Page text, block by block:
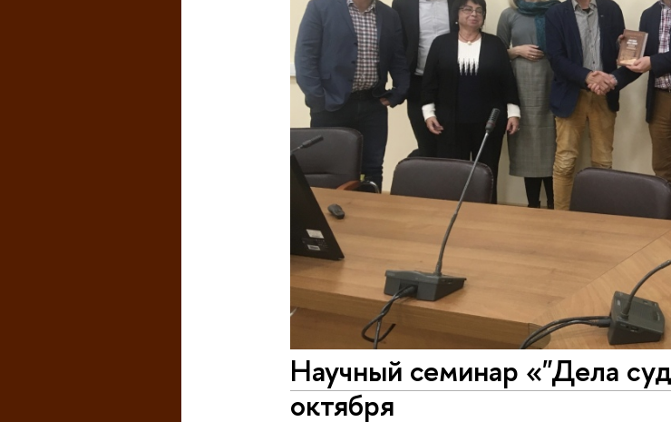
Научный семинар «"Дела
октября